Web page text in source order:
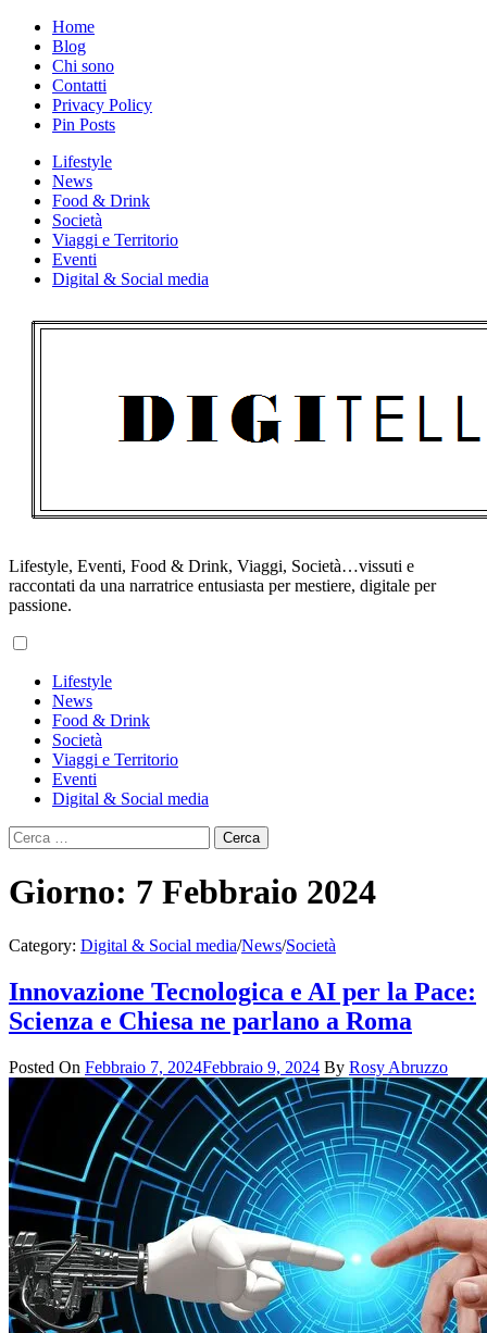
Skip
content
Home
Blog
Chi sono
Contatti
Privacy Policy
Pin Posts
Lifestyle
News
Food & Drink
Società
Viaggi e Territorio
Eventi
Digital & Social media
Lifestyle, Eventi, Food & Drink, Viaggi, Società…vissuti e
raccontati da una narratrice entusiasta per mestiere, digitale per
passione.
Menu
Lifestyle
News
Food & Drink
Società
Viaggi e Territorio
Eventi
Digital & Social media
Ricerca
per:
Giorno: 7 Febbraio 2024
Category: Digital & Social media/News/Società
Innovazione Tecnologica e AI per la Pace:
Scienza e Chiesa ne parlano a Roma
Posted On Febbraio 7, 2024Febbraio 9, 2024 By Rosy Abruzzo